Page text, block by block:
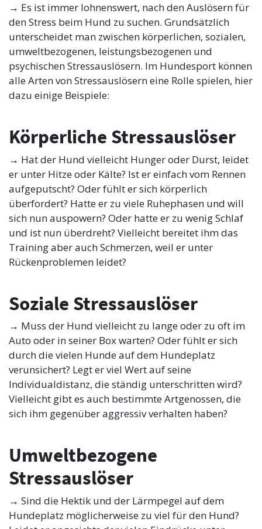
→ Es ist immer lohnenswert, nach den Auslösern für
den Stress beim Hund zu suchen. Grundsätzlich
unterscheidet man zwischen körperlichen, sozialen,
umweltbezogenen, leistungsbezogenen und
psychischen Stressauslösern. Im Hundesport können
alle Arten von Stressauslösern eine Rolle spielen, hier
dazu einige Beispiele:
Körperliche Stressauslöser
→ Hat der Hund vielleicht Hunger oder Durst, leidet
er unter Hitze oder Kälte? Ist er einfach vom Rennen
aufgeputscht? Oder fühlt er sich körperlich
überfordert? Hatte er zu viele Ruhephasen und will
sich nun auspowern? Oder hatte er zu wenig Schlaf
und ist nun überdreht? Vielleicht bereitet ihm das
Training aber auch Schmerzen, weil er unter
Rückenproblemen leidet?
Soziale Stressauslöser
→ Muss der Hund vielleicht zu lange oder zu oft im
Auto oder in seiner Box warten? Oder fühlt er sich
durch die vielen Hunde auf dem Hundeplatz
verunsichert? Legt er viel Wert auf seine
Individualdistanz, die ständig unterschritten wird?
Vielleicht gibt es auch bestimmte Artgenossen, die
sich ihm gegenüber aggressiv verhalten haben?
Umweltbezogene
Stressauslöser
→ Sind die Hektik und der Lärmpegel auf dem
Hundeplatz möglicherweise zu viel für den Hund?